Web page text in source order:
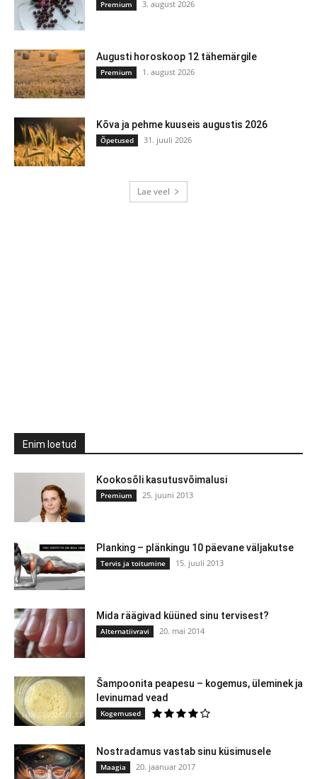
Premium 3. august 2026
Augusti horoskoop 12 tähemärgile
Premium 1. august 2026
Kõva ja pehme kuuseis augustis 2026
Õpetused 31. juuli 2026
Lae veel
Enim loetud
Kookosõli kasutusvõimalusi
Premium 25. juuni 2013
Planking – plänkingu 10 päevane väljakutse
Tervis ja toitumine 15. juuli 2013
Mida räägivad küüned sinu tervisest?
Alternatiivravi 20. mai 2014
Šampoonita peapesu – kogemus, üleminek ja
levinumad vead
Kogemused
Nostradamus vastab sinu küsimusele
Maagia 20. jaanuar 2017